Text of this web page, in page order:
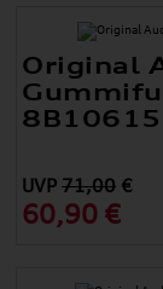
Original
UVP71,00 €
60,90 €